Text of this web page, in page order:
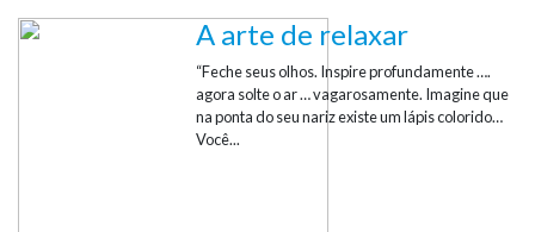
A arte de relaxar
“Feche seus olhos. Inspire profundamente ….
agora solte o ar … vagarosamente. Imagine que
na ponta do seu nariz existe um lápis colorido…
Você...